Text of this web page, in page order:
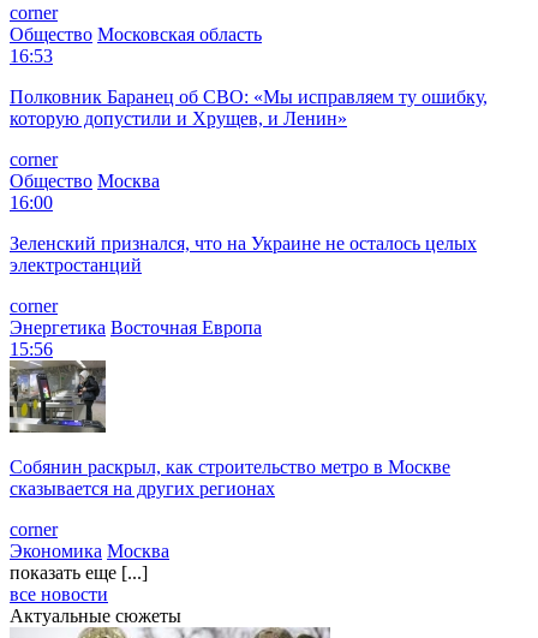
corner
Общество Московская область
16:53
Полковник Баранец об СВО: «Мы исправляем ту ошибку,
которую допустили и Хрущев, и Ленин»
corner
Общество Москва
16:00
Зеленский признался, что на Украине не осталось целых
электростанций
corner
Энергетика Восточная Европа
15:56
Собянин раскрыл, как строительство метро в Москве
сказывается на других регионах
corner
Экономика Москва
показать еще [...]
все новости
Актуальные сюжеты